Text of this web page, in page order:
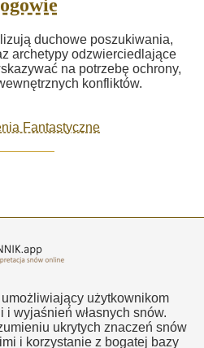
duchowe poszukiwania,
archetypy odzwierciedlające
na potrzebę ochrony,
konfliktów.
Fantastyczne
użytkownikom
i wyjaśnień własnych snów.
ukrytych znaczeń snów
i korzystanie z bogatej bazy